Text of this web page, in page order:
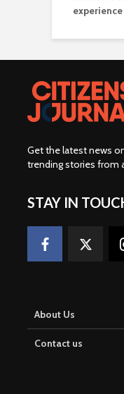
experience
Get the latest news
trending stories from
STAY IN
About Us
Contact us